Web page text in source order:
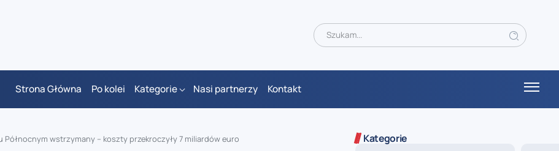
Strona Główna Po kolei Kategorie Nasi partnerzy Kontakt
Północnym wstrzymany – koszty przekroczyły 7 miliardów euro Kategorie